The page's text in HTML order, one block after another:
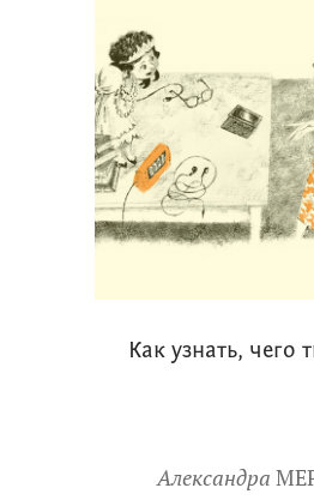
Как узнать, чего
Александра